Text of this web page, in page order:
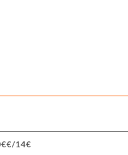
14€/17,50€€